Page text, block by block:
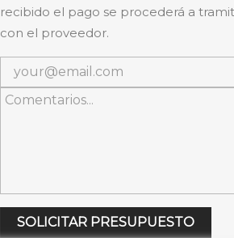
recibido el pago se procederá a
con el proveedor.
SOLICITAR PRESUPUESTO